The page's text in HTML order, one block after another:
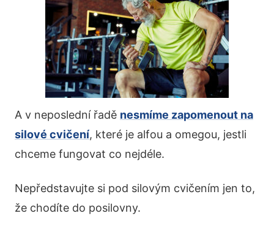
A v neposlední řadě nesmíme zapomenout na
silové cvičení, které je alfou a omegou, jestli
chceme fungovat co nejdéle.
Nepředstavujte si pod silovým cvičením jen to,
že chodíte do posilovny.